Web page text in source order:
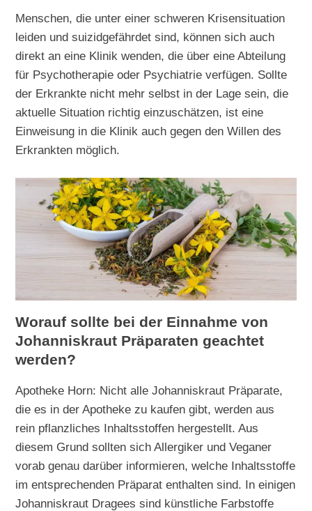
Menschen, die unter einer schweren Krisensituation
leiden und suizidgefährdet sind, können sich auch
direkt an eine Klinik wenden, die über eine Abteilung
für Psychotherapie oder Psychiatrie verfügen. Sollte
der Erkrankte nicht mehr selbst in der Lage sein, die
aktuelle Situation richtig einzuschätzen, ist eine
Einweisung in die Klinik auch gegen den Willen des
Erkrankten möglich.
Worauf sollte bei der Einnahme von
Johanniskraut Präparaten geachtet
werden?
Apotheke Horn: Nicht alle Johanniskraut Präparate,
die es in der Apotheke zu kaufen gibt, werden aus
rein pflanzliches Inhaltsstoffen hergestellt. Aus
diesem Grund sollten sich Allergiker und Veganer
vorab genau darüber informieren, welche Inhaltsstoffe
im entsprechenden Präparat enthalten sind. In einigen
Johanniskraut Dragees sind künstliche Farbstoffe